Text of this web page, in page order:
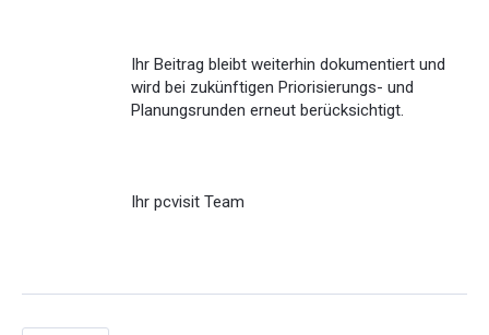
Ihr Beitrag bleibt weiterhin dokumentiert und
wird bei zukünftigen Priorisierungs- und
Planungsrunden erneut berücksichtigt.
Ihr pcvisit Team